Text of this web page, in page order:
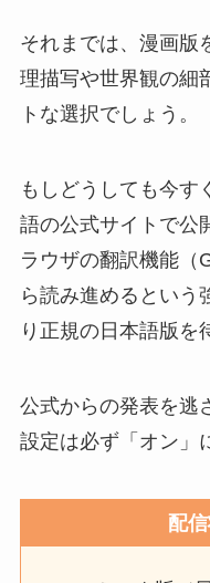
それまでは、漫画版
理描写や世界観の細
トな選択でしょう。
もしどうしても今す
語の公式サイトで公
ラウザの翻訳機能（
ら読み進めるという
り正規の日本語版を
公式からの発表を逃
設定は必ず「オン」
配